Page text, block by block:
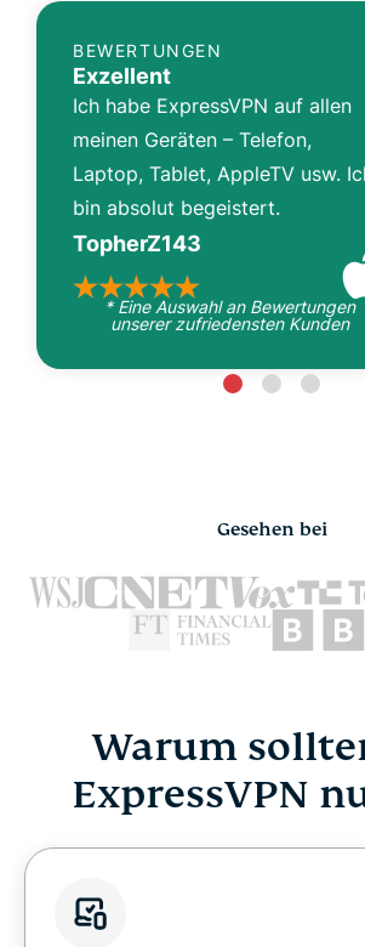
BEWERTUNGEN
Exzellent
Ich habe ExpressVPN auf allen
meinen Geräten – Telefon,
Laptop, Tablet, AppleTV usw.
bin absolut begeistert.
TopherZ143
* Eine Auswahl an Bewertungen
unserer zufriedensten Kunden
Gesehen bei
Warum
ExpressVPN